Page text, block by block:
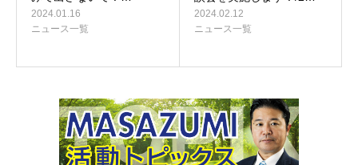
2024.01.16
ニュース一覧
2024.02.12
ニュース一覧